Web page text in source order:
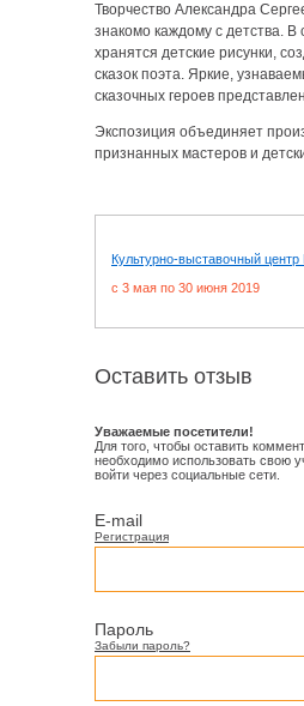
Творчество Александра
знакомо каждому с детства. В
хранятся детские рисунки,
сказок поэта. Яркие,
сказочных героев
Экспозиция объединяет
признанных мастеров и
Культурно-выставочный центр
c 3 мая по 30 июня 2019
Оставить отзыв
Уважаемые посетители!
Для того, чтобы оставить
необходимо использовать свою
войти через социальные сети.
E-mail
Регистрация
Пароль
Забыли пароль?